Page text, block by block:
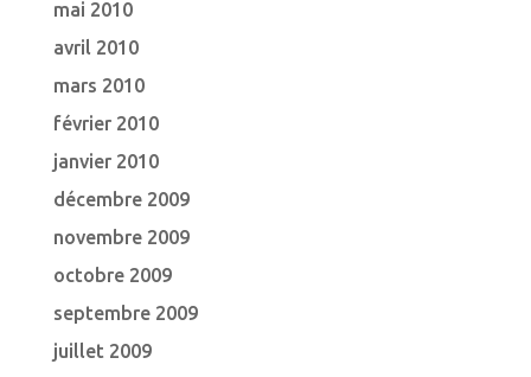
mai 2010
avril 2010
mars 2010
février 2010
janvier 2010
décembre 2009
novembre 2009
octobre 2009
septembre 2009
juillet 2009